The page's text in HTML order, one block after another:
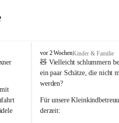
F
r
a
x
r
n
vor 2 WochenKinder & Familie
🧸 Vielleicht schlummern
ein paar Schätze, die nicht
werden?
Für unsere
derzeit: